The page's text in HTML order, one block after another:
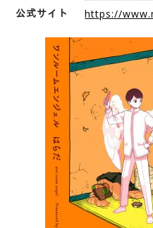
公式サイト
https://